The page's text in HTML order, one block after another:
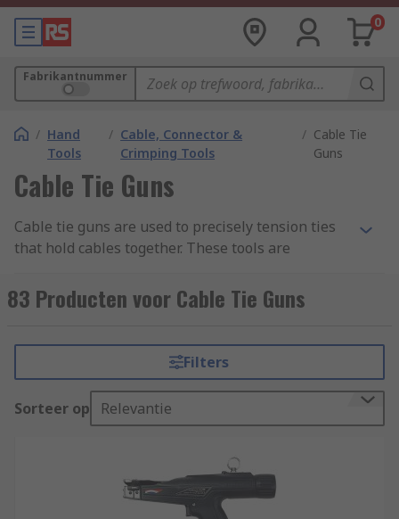
0
Fabrikantnummer
/ Hand
Tools
/ Cable, Connector &
Crimping Tools
/ Cable Tie
Guns
Cable Tie Guns
Cable tie guns are used to precisely tension ties
that hold cables together. These tools are
tensioning and cutting cable ties for very specific
tasks. Cable tie guns eliminate any sharp ends
How does a cable tie gun work?
Cable Tie Guns are simple to use tools that work
loaded with a cable tie first then by squeezing
handles, operator automatically fastens the tie
and cut off it's excess.
83 Producten voor Cable Tie Guns
Filters
Sorteer op Relevantie